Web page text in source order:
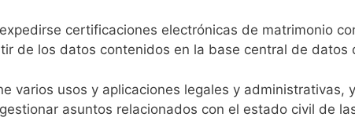
certificaciones electrónicas de matrimonio
de los datos contenidos en la base central de datos
varios usos y aplicaciones legales y
asuntos relacionados con el estado civil de